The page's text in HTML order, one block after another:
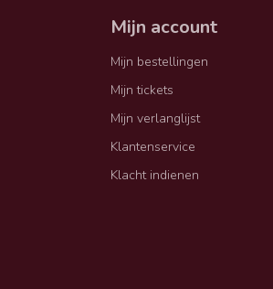
Mijn account
Mijn bestellingen
Mijn tickets
Mijn verlanglijst
Klantenservice
Klacht indienen